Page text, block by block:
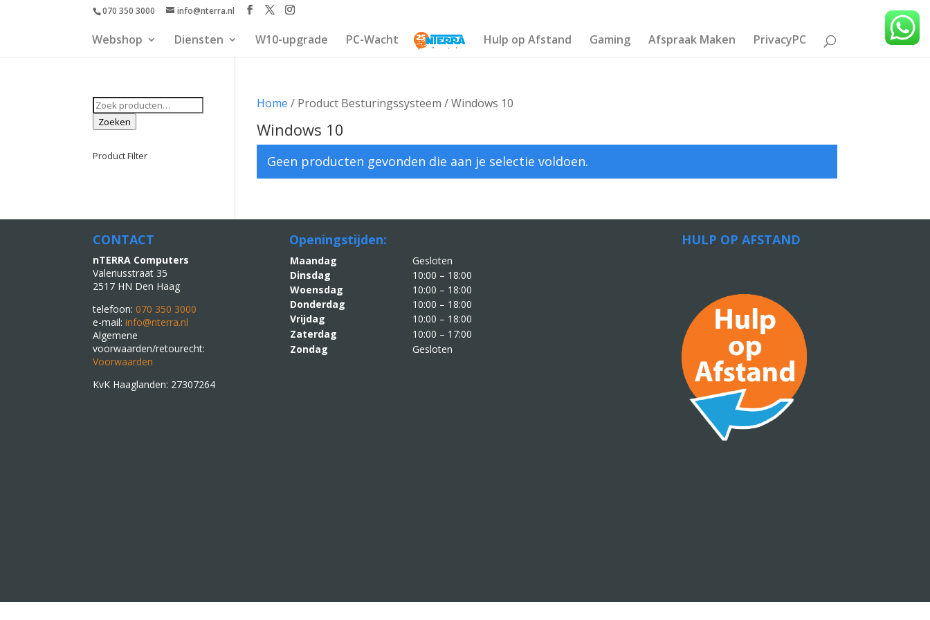
070 350 3000 info@nterra.nl
Webshop Diensten W10-upgrade PC-Wacht Hulp op Afstand Gaming Afspraak Maken PrivacyPC
Home / Product Besturingssysteem / Windows 10
Windows 10
Geen producten gevonden die aan je selectie voldoen.
Zoeken
naar:
Zoeken
Product Filter
CONTACT
nTERRA Computers
Valeriusstraat 35
2517 HN Den Haag
telefoon:070 350 3000
e-mail:info@nterra.nl
Algemene
voorwaarden/retourecht:
Voorwaarden
KvK Haaglanden: 27307264
Openingstijden:
Maandag
Gesloten
Dinsdag
10:00 – 18:00
Woensdag
10:00 – 18:00
Donderdag
10:00 – 18:00
Vrijdag
10:00 – 18:00
Zaterdag
10:00 – 17:00
Zondag
Gesloten
HULP OP AFSTAND